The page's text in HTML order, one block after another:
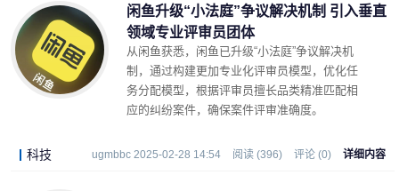
闲鱼升级“小法庭”争议解决机制 引入垂直
领域专业评审员团体
从闲鱼获悉，闲鱼已升级“小法庭”争议解决机
制，通过构建更加专业化评审员模型，优化任
务分配模型，根据评审员擅长品类精准匹配相
应的纠纷案件，确保案件评审准确度。
科技 ugmbbc 2025-02-28 14:54 阅读 (396) 评论 (0) 详细内容